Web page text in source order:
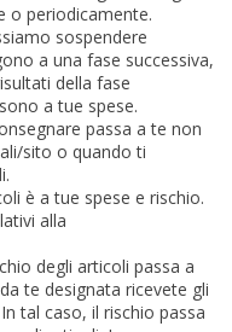
o periodicamente.
sospendere
a una fase successiva,
della fase
a tue spese.
passa a te non
sito o quando ti
è a tue spese e rischio.
alla
degli articoli passa a
te designata ricevete gli
tal caso, il rischio passa